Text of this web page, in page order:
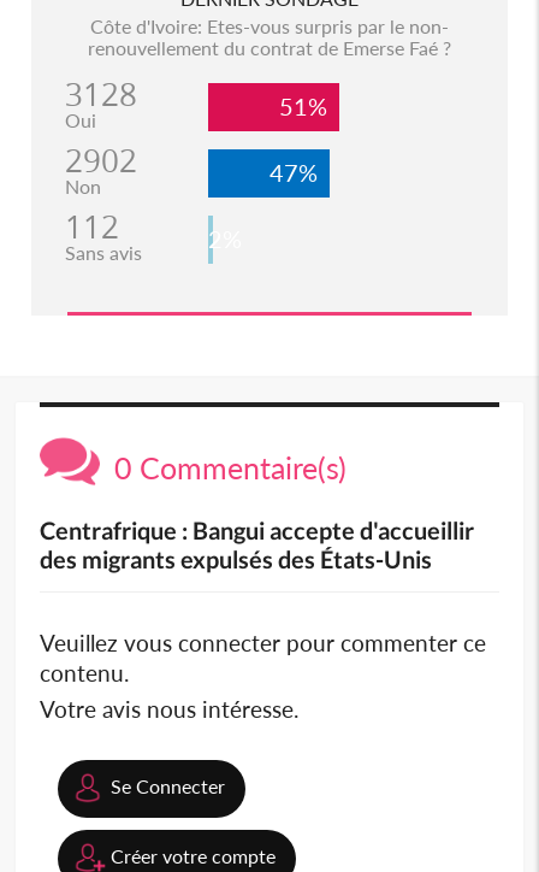
Côte d'Ivoire: Etes-vous surpris par le non-
renouvellement du contrat de Emerse Faé ?
3128
Oui 51%
2902
Non 47%
112
Sans avis 2%
0 Commentaire(s)
Centrafrique : Bangui accepte d'accueillir
des migrants expulsés des États-Unis
Veuillez vous connecter pour commenter ce
contenu.
Votre avis nous intéresse.
Se Connecter
Créer votre compte